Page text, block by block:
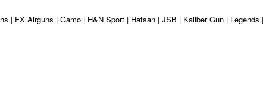
Airguns | Gamo | H&N Sport | Hatsan | JSB | Kaliber Gun | Legends |